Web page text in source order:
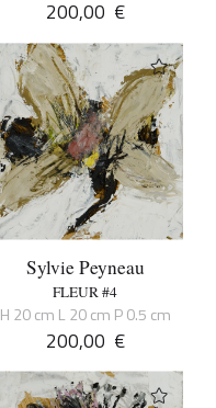
200,00 €
Sylvie Peyneau
FLEUR #4
H 20 cm L 20 cm P 0.5 cm
200,00 €